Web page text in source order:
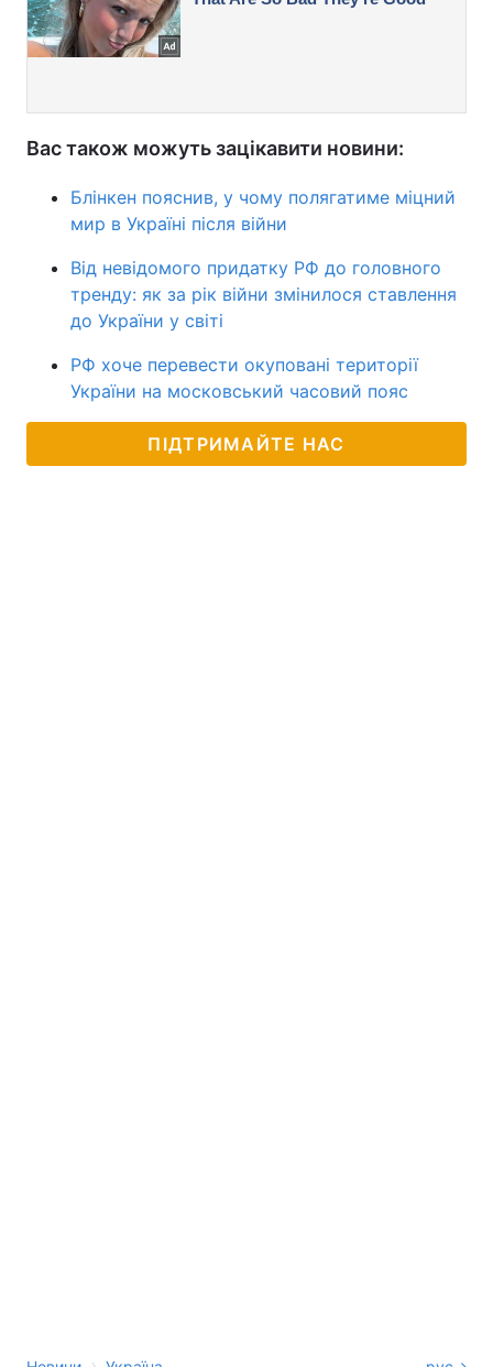
Вас також можуть зацікавити новини:
Блінкен пояснив, у чому полягатиме міцний
мир в Україні після війни
Від невідомого придатку РФ до головного
тренду: як за рік війни змінилося ставлення
до України у світі
РФ хоче перевести окуповані території
України на московський часовий пояс
ПІДТРИМАЙТЕ НАС